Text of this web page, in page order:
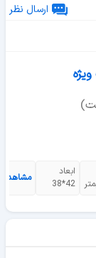
ارسال نظر
ابعاد
42*38